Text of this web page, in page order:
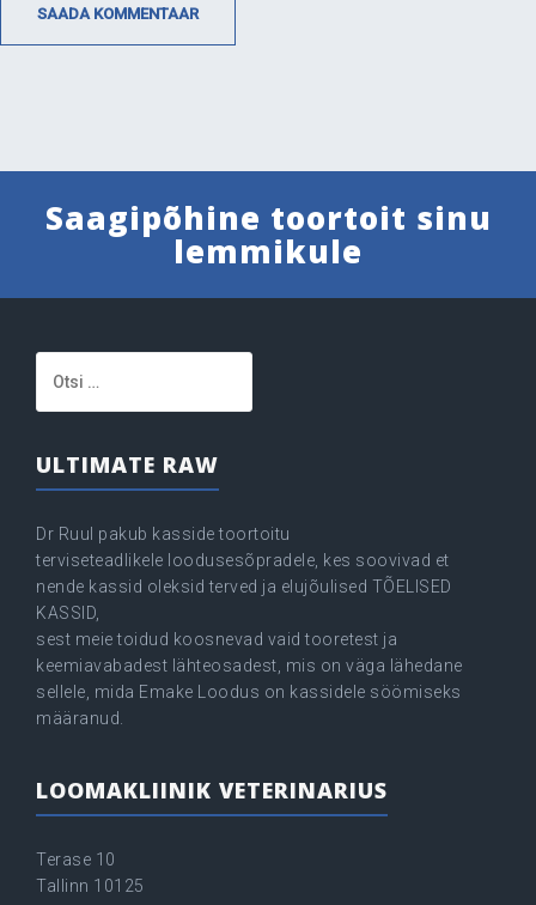
Saagipõhine toortoit sinu
lemmikule
ULTIMATE RAW
Dr Ruul pakub kasside toortoitu
terviseteadlikele loodusesõpradele, kes soovivad et
nende kassid oleksid terved ja elujõulised TÕELISED
KASSID,
sest meie toidud koosnevad vaid tooretest ja
keemiavabadest lähteosadest, mis on väga lähedane
sellele, mida Emake Loodus on kassidele söömiseks
määranud.
LOOMAKLIINIK VETERINARIUS
Terase 10
Tallinn 10125